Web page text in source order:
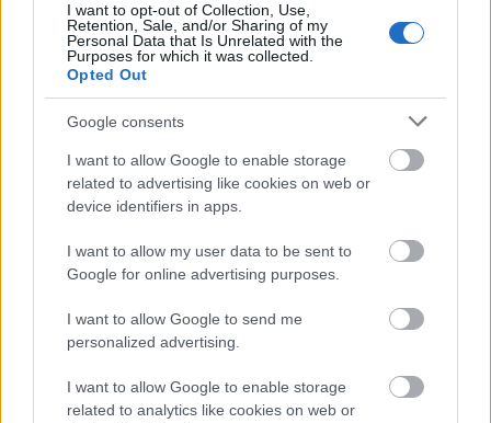
I want to opt-out of Collection, Use,
Retention, Sale, and/or Sharing of my
Personal Data that Is Unrelated with the
Purposes for which it was collected.
Opted Out
Google consents
I want to allow Google to enable storage
related to advertising like cookies on web or
device identifiers in apps.
I want to allow my user data to be sent to
Google for online advertising purposes.
I want to allow Google to send me
personalized advertising.
I want to allow Google to enable storage
related to analytics like cookies on web or
Paks II.: Mit jelent az 5. blokk új
árnyékában?
Elkészült a Liszt Ferenc repülőtér
közelében lévő logisztikai bázis út- és
közműhálózatának fejlesztése
Egyetlen, fél évszázados vezetéken
múlt Bicske vízellátása